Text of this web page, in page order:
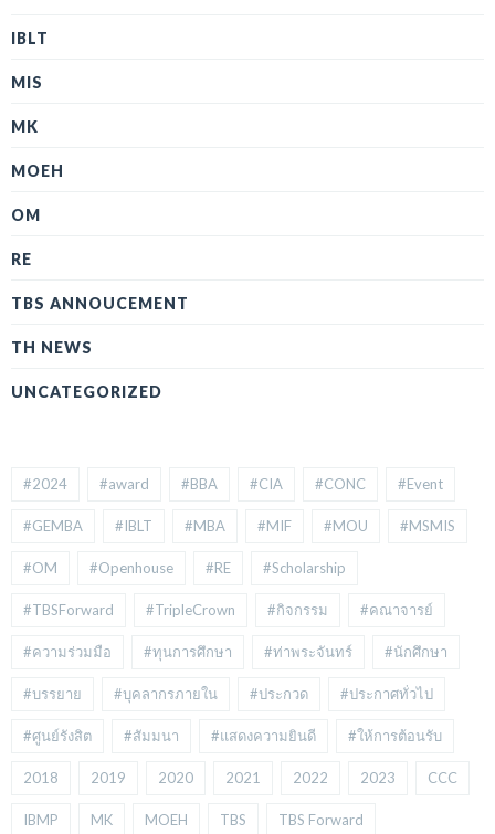
IBLT
MIS
MK
MOEH
OM
RE
TBS ANNOUCEMENT
TH NEWS
UNCATEGORIZED
#2024 #award #BBA #CIA #CONC #Event
#GEMBA #IBLT #MBA #MIF #MOU #MSMIS
#OM #Openhouse #RE #Scholarship
#TBSForward #TripleCrown #กิจกรรม #คณาจารย์
#ความร่วมมือ #ทุนการศึกษา #ท่าพระจันทร์ #นักศึกษา
#บรรยาย #บุคลากรภายใน #ประกวด #ประกาศทั่วไป
#ศูนย์รังสิต #สัมมนา #แสดงความยินดี #ให้การต้อนรับ
2018 2019 2020 2021 2022 2023 CCC
IBMP MK MOEH TBS TBS Forward